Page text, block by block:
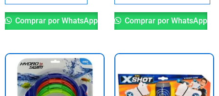
Comprar por WhatsApp Comprar por WhatsApp